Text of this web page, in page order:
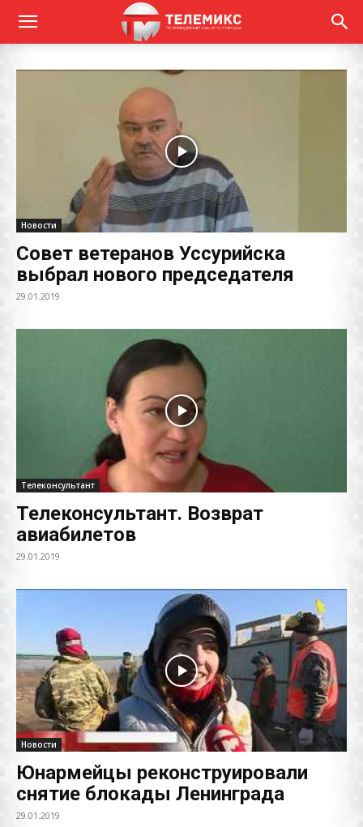
Новости
Совет ветеранов Уссурийска
выбрал нового председателя
29.01.2019
Телеконсультант
Телеконсультант. Возврат
авиабилетов
29.01.2019
Новости
Юнармейцы реконструировали
снятие блокады Ленинграда
29.01.2019